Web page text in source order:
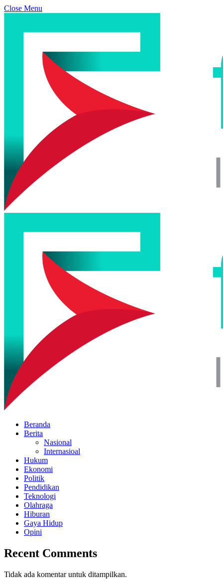
Close Menu
Beranda
Berita
Nasional
Internasioal
Hukum
Ekonomi
Politik
Pendidikan
Teknologi
Olahraga
Hiburan
Gaya Hidup
Opini
Recent Comments
Tidak ada komentar untuk ditampilkan.